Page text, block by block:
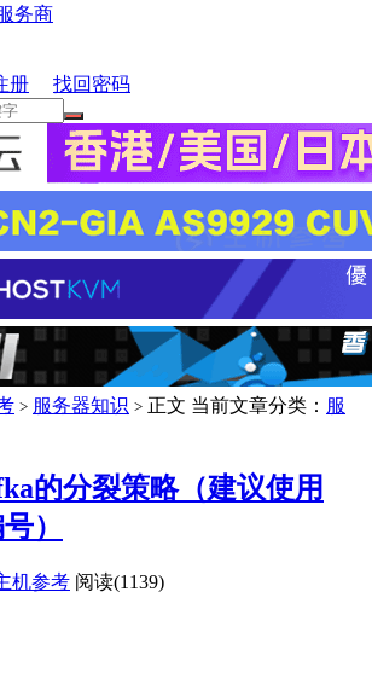
务商
册 找回密码
> 服务器知识 > 正文 当前文章分类： 服
的分裂策略（建议使用
）
机参考 阅读(1139)